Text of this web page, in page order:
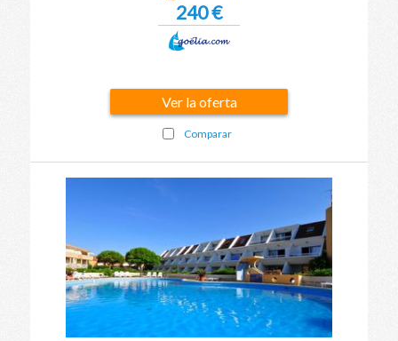
240 €
Ver la oferta
Comparar